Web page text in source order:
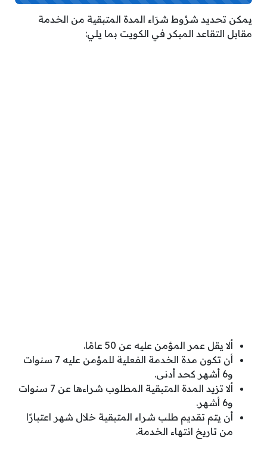
يمكن تحديد شرُوط شرَاء المدة المتبقية من الخدمة
مقابل التقاعد المبكر في الكويت بما يلي:
ألا يقل عمر المؤمن عليه عن 50 عامًا.
أن تكون مدة الخدمة الفعلية للمؤمن عليه 7 سنوات
و6 أشهر كحد أدنى.
ألا تزيد المدة المتبقية المطلوب شراءها عن 7 سنوات
و6 أشهر.
أن يتم تقديم طلب شراء المتبقية خلال شهر اعتبارًا
من تاريخ انتهاء الخدمة.